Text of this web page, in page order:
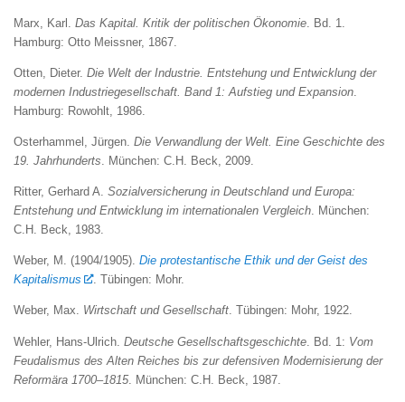
Marx, Karl. Das Kapital. Kritik der politischen Ökonomie . Bd. 1.
Hamburg: Otto Meissner, 1867.
Otten, Dieter. Die Welt der Industrie. Entstehung und Entwicklung der
modernen Industriegesellschaft. Band 1: Aufstieg und Expansion
Hamburg: Rowohlt, 1986.
Osterhammel, Jürgen. Die Verwandlung der Welt. Eine Geschichte des
19. Jahrhunderts . München: C.H. Beck, 2009.
Ritter, Gerhard A. Sozialversicherung in Deutschland und Europa:
Entstehung und Entwicklung im internationalen Vergleich. München:
C.H. Beck, 1983.
Weber, M. (1904/1905). Die protestantische Ethik und der Geist des
Kapitalismus
. Tübingen: Mohr.
Weber, Max. Wirtschaft und Gesellschaft. Tübingen: Mohr, 1922.
Wehler, Hans-Ulrich. Deutsche Gesellschaftsgeschichte . Bd. 1: Vom
Feudalismus des Alten Reiches bis zur defensiven Modernisierung der
Reformära 1700–1815. München: C.H. Beck, 1987.